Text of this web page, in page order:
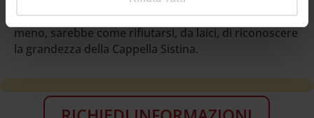
di intonarla per le successive appropriazioni, debite o
meno, sarebbe come rifiutarsi, da laici, di riconoscere
la grandezza della Cappella Sistina.